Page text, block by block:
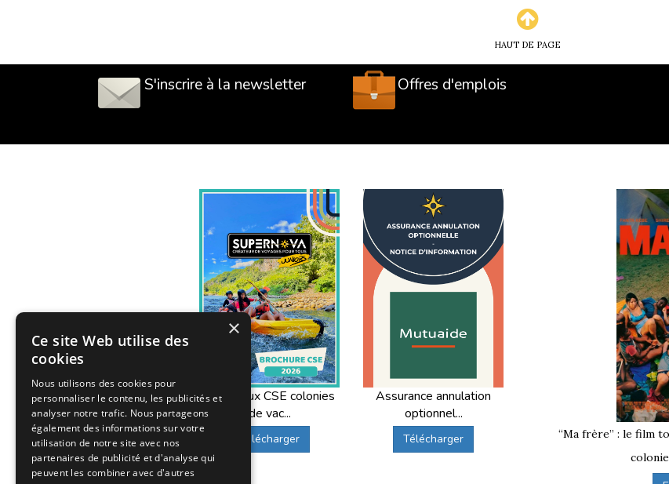
HAUT DE PAGE
S'inscrire à la newsletter Offres d'emplois
Offres aux CSE colonies
de vac...
Télécharger
Assurance annulation
optionnel...
Télécharger
“Ma frère” : le film
×
Ce site Web utilise des
cookies
Nous utilisons des cookies pour
personnaliser le contenu, les publicités et
analyser notre trafic. Nous partageons
également des informations sur votre
utilisation de notre site avec nos
partenaires de publicité et d'analyse qui
peuvent les combiner avec d'autres